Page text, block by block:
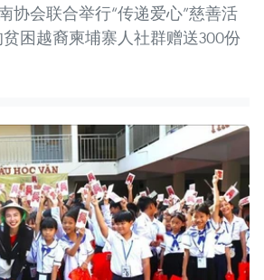
协会联合举行“传递爱心”慈善活
困越裔柬埔寨人社群赠送300份